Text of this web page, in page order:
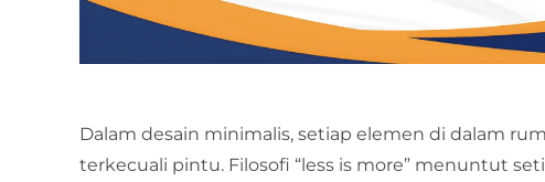
Dalam desain minimalis, setiap elemen di dalam
terkecuali pintu. Filosofi “less is more” menuntut